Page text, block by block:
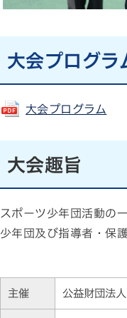
大会プログラ
大会プログラム
大会趣旨
スポーツ少年団活動の
少年団及び指導者・保
主催 公益財団法